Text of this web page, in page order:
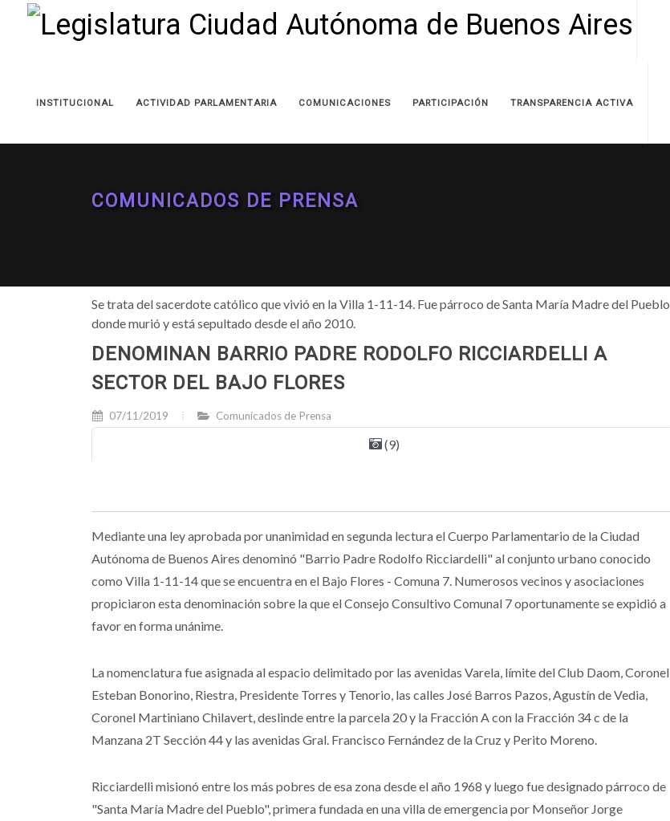
INSTITUCIONAL ACTIVIDAD PARLAMENTARIA COMUNICACIONES PARTICIPACIÓN TRANSPARENCIA ACTIVA
COMUNICADOS DE PRENSA
Se trata del sacerdote católico que vivió en la Villa 1-11-14. Fue párroco de Santa María Madre del Pueblo
donde murió y está sepultado desde el año 2010.
DENOMINAN BARRIO PADRE RODOLFO RICCIARDELLI A
SECTOR DEL BAJO FLORES
07/11/2019 Comunicados de Prensa
(9)
Mediante una ley aprobada por unanimidad en segunda lectura el Cuerpo Parlamentario de la Ciudad
Autónoma de Buenos Aires denominó "Barrio Padre Rodolfo Ricciardelli" al conjunto urbano conocido
como Villa 1-11-14 que se encuentra en el Bajo Flores - Comuna 7. Numerosos vecinos y asociaciones
propiciaron esta denominación sobre la que el Consejo Consultivo Comunal 7 oportunamente se expidió a
favor en forma unánime.
La nomenclatura fue asignada al espacio delimitado por las avenidas Varela, límite del Club Daom, Coronel
Esteban Bonorino, Riestra, Presidente Torres y Tenorio, las calles José Barros Pazos, Agustín de Vedia,
Coronel Martiniano Chilavert, deslinde entre la parcela 20 y la Fracción A con la Fracción 34 c de la
Manzana 2T Sección 44 y las avenidas Gral. Francisco Fernández de la Cruz y Perito Moreno.
Ricciardelli misionó entre los más pobres de esa zona desde el año 1968 y luego fue designado párroco de
"Santa María Madre del Pueblo", primera fundada en una villa de emergencia por Monseñor Jorge